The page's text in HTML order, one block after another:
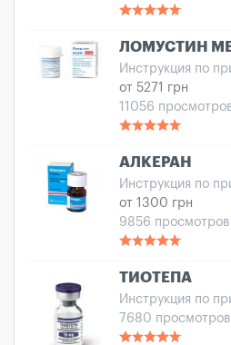
ЛОМУСТИН
Инструкция по
от 5271 грн
11056
АЛКЕРАН
Инструкция по
от 1300 грн
9856 просмотров
ТИОТЕПА
Инструкция по
7680 просмотров